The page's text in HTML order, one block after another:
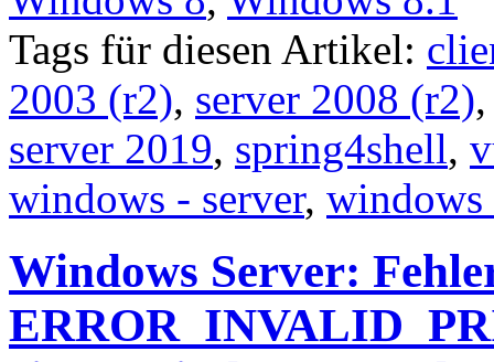
Tags für diesen Artikel:
2003 (r2), server 2008 (r2)
server 2019, spring4shell,
windows - server, windows
Windows Server: